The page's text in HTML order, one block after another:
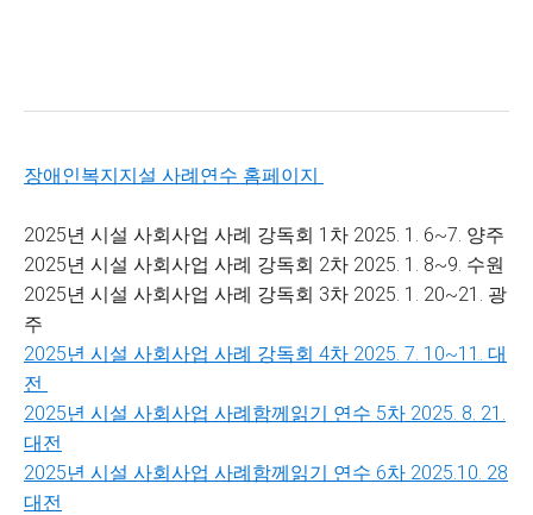
장애인복지지설 사례연수 홈페이지
2025년 시설 사회사업 사례 강독회 1차 2025. 1. 6~7. 양주
2025년 시설 사회사업 사례 강독회 2차 2025. 1. 8~9. 수원
2025년 시설 사회사업 사례 강독회 3차 2025. 1. 20~21. 광
주
2025년 시설 사회사업 사례 강독회 4차 2025. 7. 10~11. 대
전
2025년 시설 사회사업 사례함께읽기 연수 5차 2025. 8. 21.
대전
2025년 시설 사회사업 사례함께읽기 연수 6차 2025.10. 28
대전